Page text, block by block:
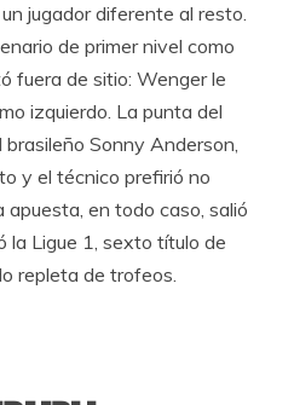
jugador diferente al resto.
de primer nivel como
fuera de sitio: Wenger le
izquierdo. La punta del
Sonny Anderson,
y el técnico prefirió no
en todo caso, salió
la Ligue 1, sexto título de
repleta de trofeos.